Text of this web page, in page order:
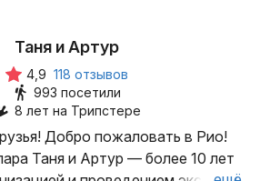
Таня и Артур
4,9 118 отзывов
993 посетили
8 лет на Трипстере
Добро пожаловать в Рио!
Таня и Артур — более 10 лет